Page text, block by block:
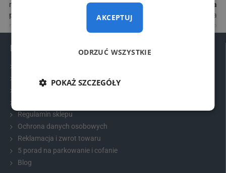
możliwością szybkiego przełączania kanałów.
Sterowanie za
pomocą podświetlanych przycisków jest proste i intuicyjne
, a
monitor w odpowiedniej pozycji
Osłona przeciwsłonecznazapewnia czytelny obraz
na monitorze bez niepożądanych odblasków. Idealne
zastosowanie to np. w ciężarówce, dostawczaku, kamperze,
autobusie, traktorze, kombajnie i wielu innych pojazdach
użytkowych.
Informacje
Najczęściej zadawane pytania
Regulamin sklepu
Ochrona danych osobowych
Reklamacja i zwrot towaru
5 porad na parkowanie i cofanie
Blog
AKCEPTUJ
ODRZUĆ WSZYSTKIE
POKAŻ SZCZEGÓŁY